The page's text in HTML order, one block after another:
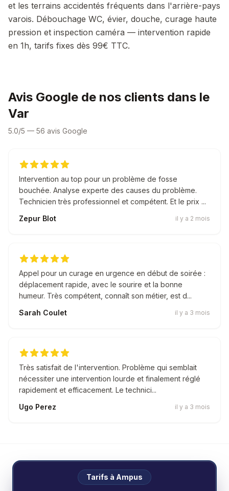
et les terrains accidentés fréquents dans l'arrière-pays
varois. Débouchage WC, évier, douche, curage haute
pression et inspection caméra — intervention rapide
en 1h, tarifs fixes dès 99€ TTC.
Avis Google de nos clients dans le
Var
5.0/5 — 56 avis Google
Intervention au top pour un problème de fosse
bouchée. Analyse experte des causes du problème.
Technicien très professionnel et compétent. Et le prix ...
Zepur Blot
il y a 2 mois
Appel pour un curage en urgence en début de soirée :
déplacement rapide, avec le sourire et la bonne
humeur. Très compétent, connaît son métier, est d...
Sarah Coulet
il y a 3 mois
Très satisfait de l'intervention. Problème qui semblait
nécessiter une intervention lourde et finalement réglé
rapidement et efficacement. Le technici...
Ugo Perez
il y a 3 mois
Tarifs à Ampus